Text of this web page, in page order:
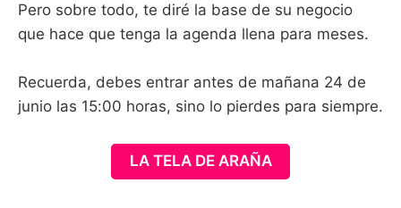
Pero sobre todo, te diré la base de su negocio
que hace que tenga la agenda llena para meses.
Recuerda, debes entrar antes de mañana 24 de
junio las 15:00 horas, sino lo pierdes para siempre.
LA TELA DE ARAÑA